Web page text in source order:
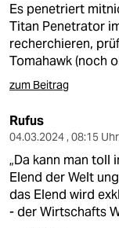
Es penetriert
Titan Penetrator
recherchieren,
Tomahawk (noch
zum Beitrag
Rufus
04.03.2024 , 08:15 Uhr
„Da kann man toll
Elend der Welt
das Elend wird
- der Wirtschafts